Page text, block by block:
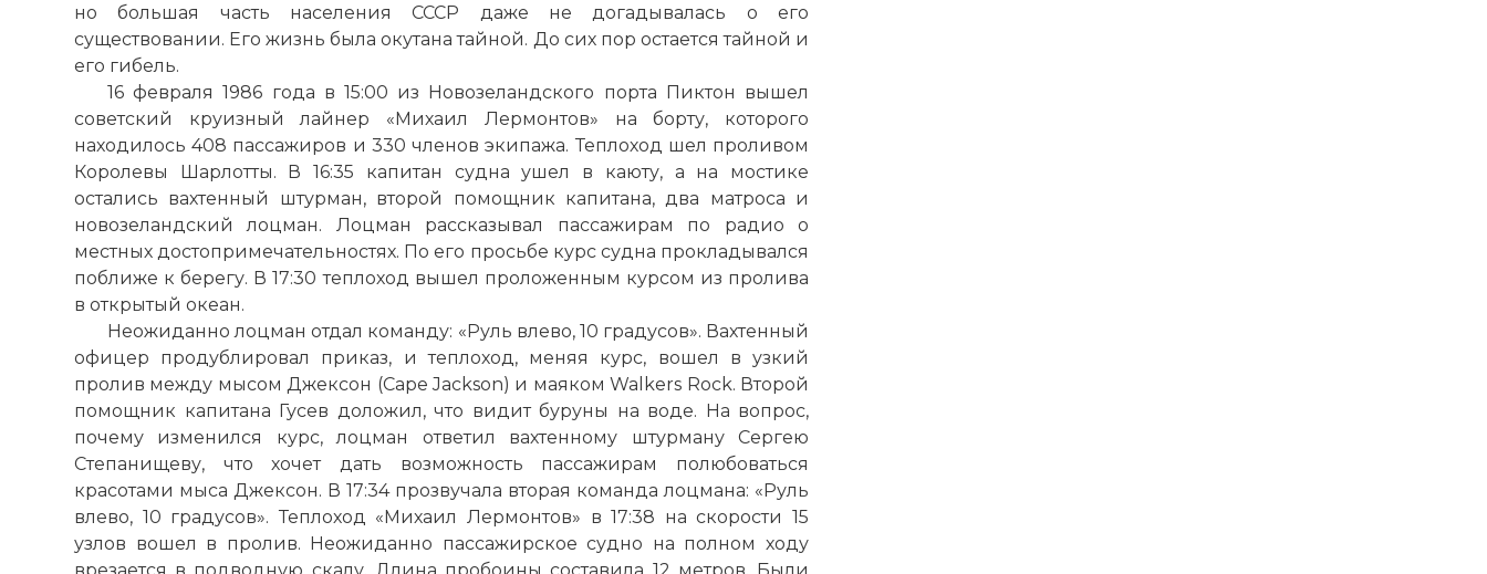
но большая часть населения СССР даже не догадывалась о его
существовании. Его жизнь была окутана тайной. До сих пор остается тайной и
его гибель.
16 февраля 1986 года в 15:00 из Новозеландского порта Пиктон вышел
советский круизный лайнер «Михаил Лермонтов» на борту, которого
находилось 408 пассажиров и 330 членов экипажа. Теплоход шел проливом
Королевы Шарлотты. В 16:35 капитан судна ушел в каюту, а на мостике
остались вахтенный штурман, второй помощник капитана, два матроса и
новозеландский лоцман. Лоцман рассказывал пассажирам по радио о
местных достопримечательностях. По его просьбе курс судна прокладывался
поближе к берегу. В 17:30 теплоход вышел проложенным курсом из пролива
в открытый океан.
Неожиданно лоцман отдал команду: «Руль влево, 10 градусов». Вахтенный
офицер продублировал приказ, и теплоход, меняя курс, вошел в узкий
пролив между мысом Джексон (Cape Jackson) и маяком Walkers Rock. Второй
помощник капитана Гусев доложил, что видит буруны на воде. На вопрос,
почему изменился курс, лоцман ответил вахтенному штурману Сергею
Степанищеву, что хочет дать возможность пассажирам полюбоваться
красотами мыса Джексон. В 17:34 прозвучала вторая команда лоцмана: «Руль
влево, 10 градусов». Теплоход «Михаил Лермонтов» в 17:38 на скорости 15
узлов вошел в пролив. Неожиданно пассажирское судно на полном ходу